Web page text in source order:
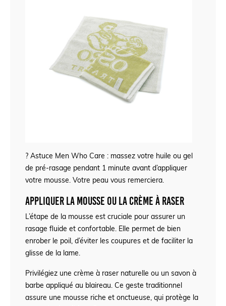
? Astuce Men Who Care : massez votre huile ou gel
de pré-rasage pendant 1 minute avant d’appliquer
votre mousse. Votre peau vous remerciera.
Appliquer la mousse ou la crème à raser
L’étape de la mousse est cruciale pour assurer un
rasage fluide et confortable. Elle permet de bien
enrober le poil, d’éviter les coupures et de faciliter la
glisse de la lame.
Privilégiez une crème à raser naturelle ou un savon à
barbe appliqué au blaireau. Ce geste traditionnel
assure une mousse riche et onctueuse, qui protège la